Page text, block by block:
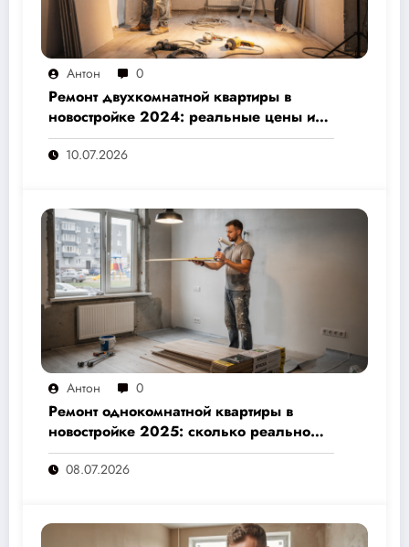
Антон 0
Ремонт двухкомнатной квартиры в
новостройке 2024: реальные цены и
скрытые расходы, которые вам не
назовут подрядчики
10.07.2026
Антон 0
Ремонт однокомнатной квартиры в
новостройке 2025: сколько реально
стоит и как не переплатить — полный
расчёт от 500 000 рублей
08.07.2026